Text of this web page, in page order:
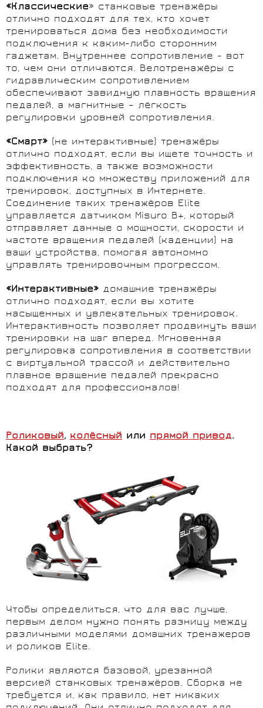
«Классические» станковые тренажёры
отлично подходят для тех, кто хочет
тренироваться дома без необходимости
подключения к каким-либо сторонним
гаджетам. Внутреннее сопротивление - вот
то, чем они отличаются. Велотренажёры с
гидравлическим сопротивлением
обеспечивают завидную плавность вращения
педалей, а магнитные – лёгкость
регулировки уровней сопротивления.
«Смарт» (не интерактивные) тренажёры
отлично подходят, если вы ищете точность и
эффективность, а также возможности
подключения ко множеству приложений для
тренировок, доступных в Интернете.
Соединение таких тренажёров Elite
управляется датчиком Misuro B+, который
отправляет данные о мощности, скорости и
частоте вращения педалей (каденции) на
ваши устройства, помогая автономно
управлять тренировочным прогрессом.
«Интерактивные» домашние тренажёры
отлично подходят, если вы хотите
насыщенных и увлекательных тренировок.
Интерактивность позволяет продвинуть ваши
тренировки на шаг вперед. Мгновенная
регулировка сопротивления в соответствии
с виртуальной трассой и действительно
плавное вращение педалей прекрасно
подходят для профессионалов!
Роликовый, колёсный или прямой привод.
Какой выбрать?
Чтобы определиться, что для вас лучше,
первым делом нужно понять разницу между
различными моделями домашних тренажеров
и роликов Elite.
Ролики являются базовой, урезанной
версией станковых тренажёров. Сборка не
требуется и, как правило, нет никаких